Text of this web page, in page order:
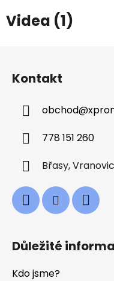
Videa (1)
Kontakt
obchod@
778 151 260
Břasy,
Důležité
Kdo jsme?